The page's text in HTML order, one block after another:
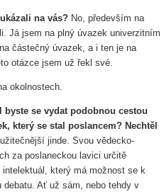
na vás? No, především na
Já jsem na plný úvazek univerzitním
částečný úvazek, a i ten je na
otázce jsem už řekl své.
okolnostech.
byste se vydat podobnou cestou
který se stal poslancem? Nechtěl
jinde. Svou vědecko-
za poslaneckou lavici určitě
který má možnost se k
Ať už sám, nebo tehdy v